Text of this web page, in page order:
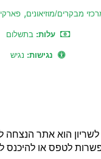
מבקרים/מוזיאונים,
עלות:בתשלום
נגישות: נגיש
הוא אתר הנצחה
100 כלי רכב משוריינים שעל רובם ישנה אפשרות לטפס או